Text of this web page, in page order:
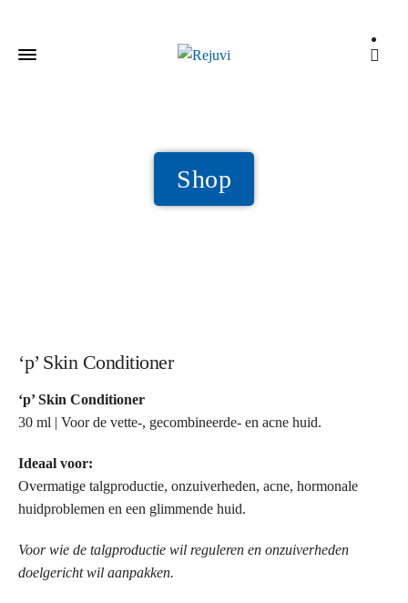
Shop
‘p’ Skin Conditioner
‘p’ Skin Conditioner
30 ml | Voor de vette-, gecombineerde- en acne huid.
Ideaal voor:
Overmatige talgproductie, onzuiverheden, acne, hormonale
huidproblemen en een glimmende huid.
Voor wie de talgproductie wil reguleren en onzuiverheden
doelgericht wil aanpakken.